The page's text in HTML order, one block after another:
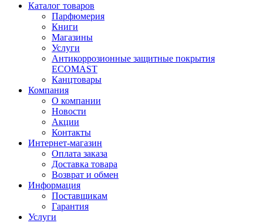
Каталог товаров
Парфюмерия
Книги
Магазины
Услуги
Антикоррозионные защитные покрытия
ECOMAST
Канцтовары
Компания
О компании
Новости
Акции
Контакты
Интернет-магазин
Оплата заказа
Доставка товара
Возврат и обмен
Информация
Поставщикам
Гарантия
Услуги